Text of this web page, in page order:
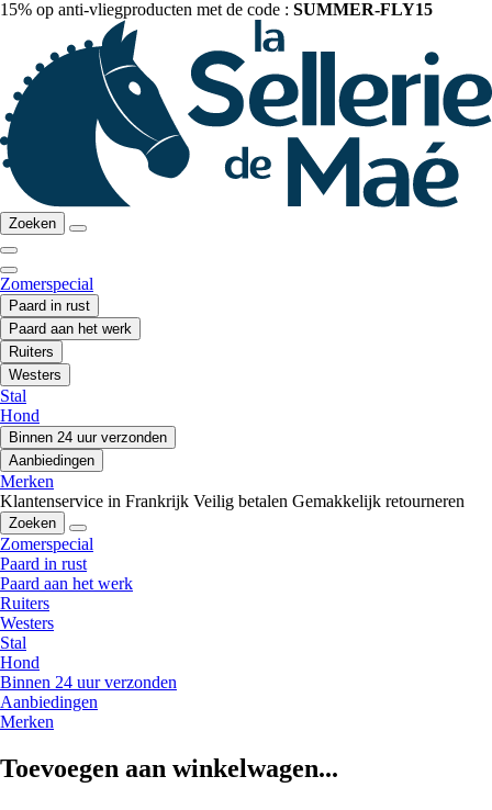
15% op anti-vliegproducten met de code : SUMMER-FLY15
Zoeken
Zomerspecial
Paard in rust
Paard aan het werk
Ruiters
Westers
Stal
Hond
Binnen 24 uur verzonden
Aanbiedingen
Merken
Klantenservice in Frankrijk Veilig betalen Gemakkelijk retourneren
Zoeken
Zomerspecial
Paard in rust
Paard aan het werk
Ruiters
Westers
Stal
Hond
Binnen 24 uur verzonden
Aanbiedingen
Merken
Toevoegen aan winkelwagen...